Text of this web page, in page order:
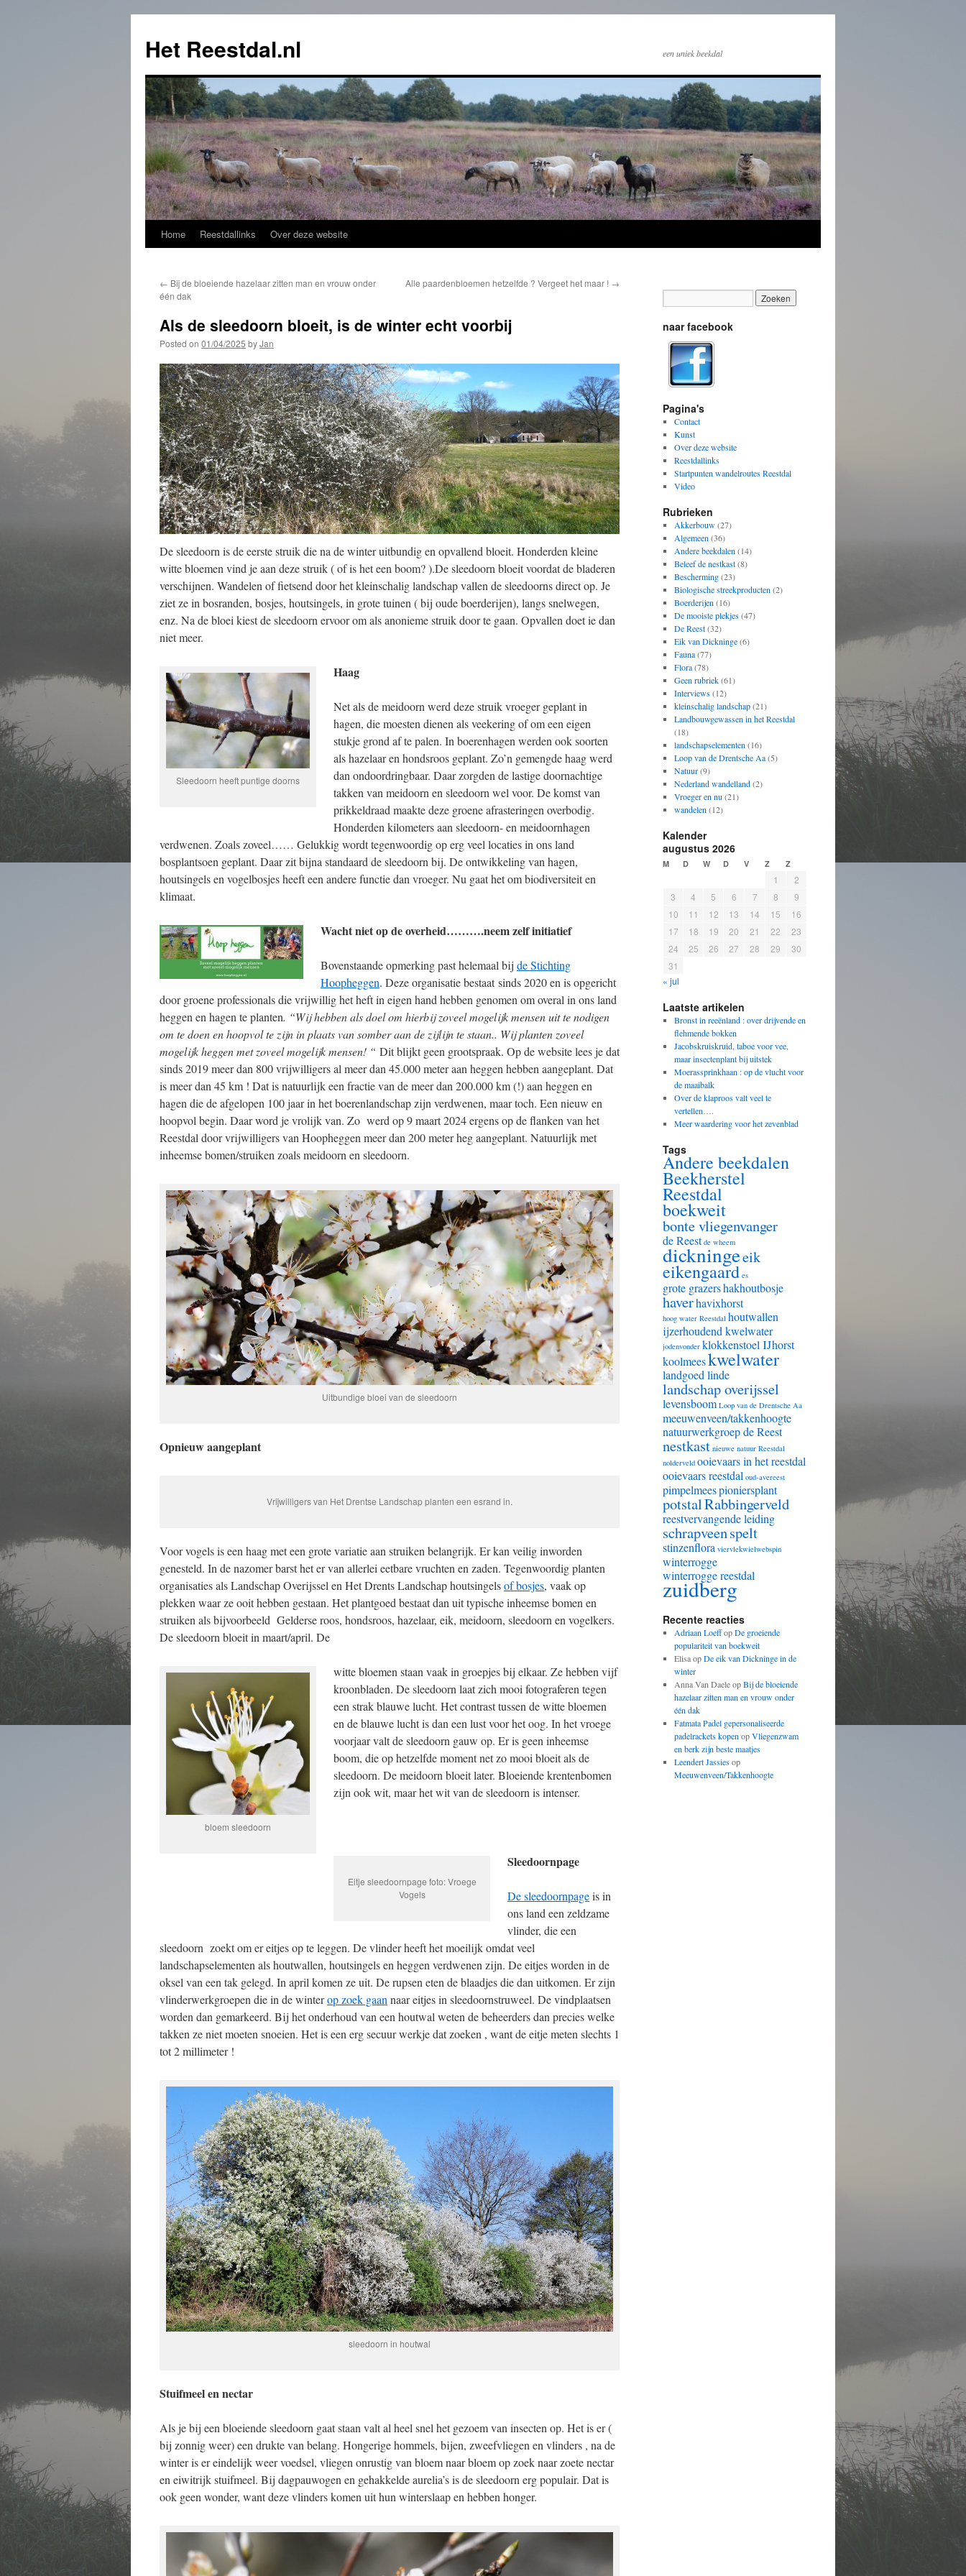
Het Reestdal.nl een uniek beekdal
Skip
content
Home Reestdallinks Over deze website
← Bij de bloeiende hazelaar zitten man en vrouw onder
één dak
Alle paardenbloemen hetzelfde ? Vergeet het maar ! →
Als de sleedoorn bloeit, is de winter echt voorbij
Posted on 01/04/2025 byJan
De sleedoorn is de eerste struik die na de winter uitbundig en opvallend bloeit. Honderden kleine
witte bloemen vind je aan deze struik ( of is het een boom? ).De sleedoorn bloeit voordat de bladeren
verschijnen. Wandelen of fietsend door het kleinschalig landschap vallen de sleedoorns direct op. Je
ziet ze in bosranden, bosjes, houtsingels, in grote tuinen ( bij oude boerderijen), langs snelwegen,
enz. Na de bloei kiest de sleedoorn ervoor om als anonieme struik door te gaan. Opvallen doet ie dan
niet meer.
Sleedoorn heeft puntige doorns
Haag
Net als de meidoorn werd deze struik vroeger geplant in
hagen, die moesten dienen als veekering of om een eigen
stukje grond af te palen. In boerenhagen werden ook soorten
als hazelaar en hondsroos geplant. Zo’n gemengde haag werd
dan ondoordringbaar. Daar zorgden de lastige doornachtige
takken van meidoorn en sleedoorn wel voor. De komst van
prikkeldraad maakte deze groene afrasteringen overbodig.
Honderden kilometers aan sleedoorn- en meidoornhagen
verdwenen. Zoals zoveel…… Gelukkig wordt tegenwoordig op erg veel locaties in ons land
bosplantsoen geplant. Daar zit bijna standaard de sleedoorn bij. De ontwikkeling van hagen,
houtsingels en vogelbosjes heeft een andere functie dan vroeger. Nu gaat het om biodiversiteit en
klimaat.
Wacht niet op de overheid……….neem zelf initiatief
Bovenstaande opmerking past helemaal bij de Stichting
Hoopheggen. Deze organisatie bestaat sinds 2020 en is opgericht
door groene professionals die vrijwillig het heft in eigen hand hebben genomen om overal in ons land
heggen en hagen te planten. “Wij hebben als doel om hierbij zoveel mogelijk mensen uit te nodigen
om te doen en hoopvol te zijn in plaats van somber aan de zijlijn te staan.. Wij planten zoveel
mogelijk heggen met zoveel mogelijk mensen! “ Dit blijkt geen grootspraak. Op de website lees je dat
sinds 2019 meer dan 800 vrijwilligers al meer dan 45.000 meter aan heggen hebben aangeplant. Dat
is meer dan 45 km ! Dat is natuurlijk een fractie van de meer dan 200.000 km (!) aan heggen en
hagen die de afgelopen 100 jaar in het boerenlandschap zijn verdwenen, maar toch. Een nieuw en
hoopvol begin. Daar word je vrolijk van. Zo werd op 9 maart 2024 ergens op de flanken van het
Reestdal door vrijwilligers van Hoopheggen meer dan 200 meter heg aangeplant. Natuurlijk met
inheemse bomen/struiken zoals meidoorn en sleedoorn.
Uitbundige bloei van de sleedoorn
Opnieuw aangeplant
Vrijwilligers van Het Drentse Landschap planten een esrand in.
Voor vogels is een haag met een grote variatie aan struiken belangrijk. Er kan veilig inworden
genesteld. In de nazomer barst het er van allerlei eetbare vruchten en zaden. Tegenwoordig planten
organisaties als Landschap Overijssel en Het Drents Landschap houtsingelsof bosjes, vaak op
plekken waar ze ooit hebben gestaan. Het plantgoed bestaat dan uit typische inheemse bomen en
struiken als bijvoorbeeld Gelderse roos, hondsroos, hazelaar, eik, meidoorn, sleedoorn en vogelkers.
De sleedoorn bloeit in maart/april. De
bloem sleedoorn
witte bloemen staan vaak in groepjes bij elkaar. Ze hebben vijf
kroonbladen. De sleedoorn laat zich mooi fotograferen tegen
een strak blauwe lucht. Het contrast tussen de witte bloemen
en de blauwe lucht is dan een lust voor het oog. In het vroege
voorjaar valt de sleedoorn gauw op. Er is geen inheemse
boom, die op hetzelfde moment net zo mooi bloeit als de
sleedoorn. De meidoorn bloeit later. Bloeiende krentenbomen
zijn ook wit, maar het wit van de sleedoorn is intenser.
Eitje sleedoornpage foto: Vroege
Vogels
Sleedoornpage
De sleedoornpageis in
ons land een zeldzame
vlinder, die een
sleedoorn zoekt om er eitjes op te leggen. De vlinder heeft het moeilijk omdat veel
landschapselementen als houtwallen, houtsingels en heggen verdwenen zijn. De eitjes worden in de
oksel van een tak gelegd. In april komen ze uit. De rupsen eten de blaadjes die dan uitkomen. Er zijn
vlinderwerkgroepen die in de winterop zoek gaan naar eitjes in sleedoornstruweel. De vindplaatsen
worden dan gemarkeerd. Bij het onderhoud van een houtwal weten de beheerders dan precies welke
takken ze niet moeten snoeien. Het is een erg secuur werkje dat zoeken , want de eitje meten slechts 1
tot 2 millimeter !
sleedoorn in houtwal
Stuifmeel en nectar
Als je bij een bloeiende sleedoorn gaat staan valt al heel snel het gezoem van insecten op. Het is er (
bij zonnig weer) een drukte van belang. Hongerige hommels, bijen, zweefvliegen en vlinders , na de
winter is er eindelijk weer voedsel, vliegen onrustig van bloem naar bloem op zoek naar zoete nectar
en eiwitrijk stuifmeel. Bij dagpauwogen en gehakkelde aurelia’s is de sleedoorn erg populair. Dat is
ook geen wonder, want deze vlinders komen uit hun winterslaap en hebben honger.
naar facebook
Pagina's
Contact
Kunst
Over deze website
Reestdallinks
Startpunten wandelroutes Reestdal
Video
Rubrieken
Akkerbouw(27)
Algemeen (36)
Andere beekdalen (14)
Beleef de nestkast(8)
Bescherming(23)
Biologische streekproducten (2)
Boerderijen (16)
De mooiste plekjes(47)
De Reest(32)
Eik van Dickninge(6)
Fauna(77)
Flora(78)
Geen rubriek(61)
Interviews(12)
kleinschalig landschap(21)
Landbouwgewassen in het Reestdal
(18)
landschapselementen (16)
Loop van de Drentsche Aa(5)
Natuur(9)
Nederland wandelland(2)
Vroeger en nu (21)
wandelen (12)
Kalender
augustus 2026
M D W D V Z Z
« jul
1
2
3
4 5 6 7 8
9
10
11 12 13 14 15
16
17
18 19 20 21 22
23
24
25 26 27 28 29
30
31
Laatste artikelen
Bronst in reeënland : over drijvende en
flehmende bokken
Jacobskruiskruid, taboe voor vee,
maar insectenplant bij uitstek
Moerassprinkhaan : op de vlucht voor
de maaibalk
Over de klaproos valt veel te
vertellen….
Meer waardering voor het zevenblad
Tags
Andere beekdalen
Beekherstel
Reestdal
boekweit
bonte vliegenvanger
de Reest de wheem
dickningeeik
eikengaard es
grote grazershakhoutbosje
haverhavixhorst
hoog water Reestdal houtwallen
ijzerhoudend kwelwater
jodenvonder klokkenstoel IJhorst
koolmeeskwelwater
landgoed linde
landschap overijssel
levensboom Loop van de Drentsche Aa
meeuwenveen/takkenhoogte
natuurwerkgroep de Reest
nestkast nieuwe natuur Reestdal
nolderveld ooievaars in het reestdal
ooievaars reestdal oud-avereest
pimpelmeespioniersplant
potstalRabbingerveld
reestvervangende leiding
schrapveenspelt
stinzenflora viervlekwielwebspin
winterrogge
winterrogge reestdal
zuidberg
Recente reacties
Adriaan LoeffopDe groeiende
populariteit van boekweit
Elisa opDe eik van Dickninge in de
winter
Anna Van Daele opBij de bloeiende
hazelaar zitten man en vrouw onder
één dak
Fatmata Padel gepersonaliseerde
padelrackets kopen opVliegenzwam
en berk zijn beste maatjes
Leendert Jassiesop
Meeuwenveen/Takkenhoogte